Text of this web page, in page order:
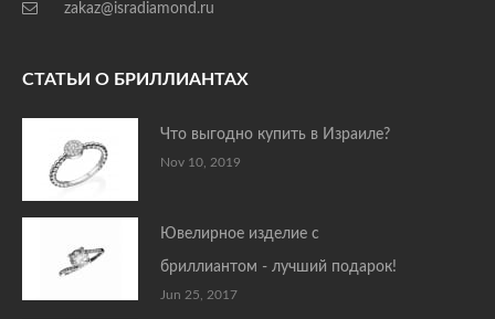
zakaz@isradiamond.ru
СТАТЬИ О БРИЛЛИАНТАХ
Что выгодно купить в Израиле?
Nov 10, 2019
Ювелирное изделие с
бриллиантом - лучший подарок!
Jun 25, 2017